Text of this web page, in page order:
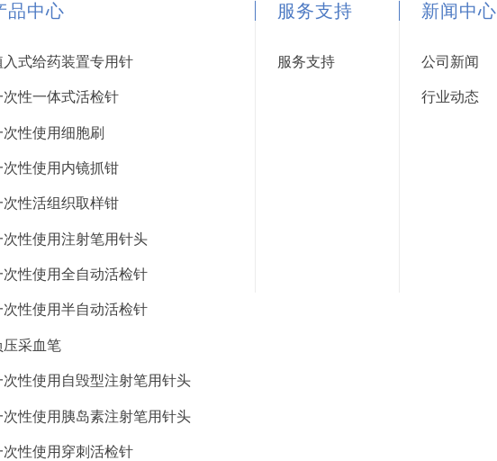
品中心
入式给药装置专用针
次性一体式活检针
次性使用细胞刷
次性使用内镜抓钳
次性活组织取样钳
次性使用注射笔用针头
次性使用全自动活检针
次性使用半自动活检针
压采血笔
次性使用自毁型注射笔用针头
次性使用胰岛素注射笔用针头
次性使用穿刺活检针
服务支持
服务支持
新闻中心
公司新闻
行业动态